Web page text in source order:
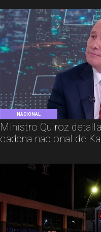
NACIONAL
Ministro Quiroz
cadena nacional de